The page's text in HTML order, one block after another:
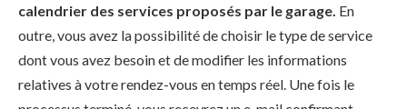
calendrier des services proposés par le garage. En
outre, vous avez la possibilité de choisir le type de service
dont vous avez besoin et de modifier les informations
relatives à votre rendez-vous en temps réel. Une fois le